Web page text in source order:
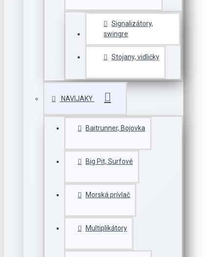
Signalizátory,
swingre
Stojany, vidličky
NAVIJAKY
Baitrunner, Bojovka
Big Pit, Surfové
Morská prívlač
Multiplikátory